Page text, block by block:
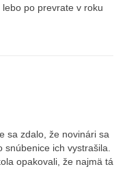
po prevrate v roku
sa zdalo, že novinári sa
snúbenice ich vystrašila.
opakovali, že najmä tá